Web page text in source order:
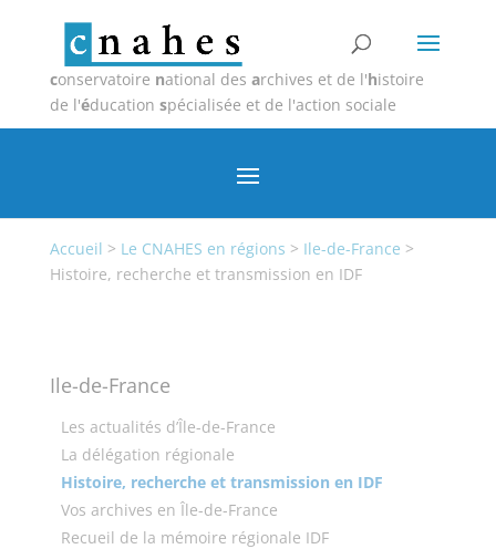
conservatoire national des archives et de l'histoire
de l'éducation spécialisée et de l'action sociale
Accueil > Le CNAHES en régions > Ile-de-France >
Histoire, recherche et transmission en IDF
Ile-de-France
Les actualités d’Île-de-France
La délégation régionale
Histoire, recherche et transmission en IDF
Vos archives en Île-de-France
Recueil de la mémoire régionale IDF